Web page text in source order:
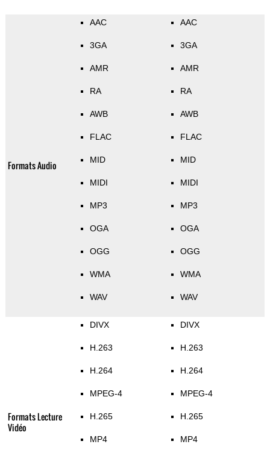
Formats Audio
AAC
3GA
AMR
RA
AWB
FLAC
MID
MIDI
MP3
OGA
OGG
WMA
WAV
AAC
3GA
AMR
RA
AWB
FLAC
MID
MIDI
MP3
OGA
OGG
WMA
WAV
Formats Lecture
Vidéo
DIVX
H.263
H.264
MPEG-4
H.265
MP4
DIVX
H.263
H.264
MPEG-4
H.265
MP4